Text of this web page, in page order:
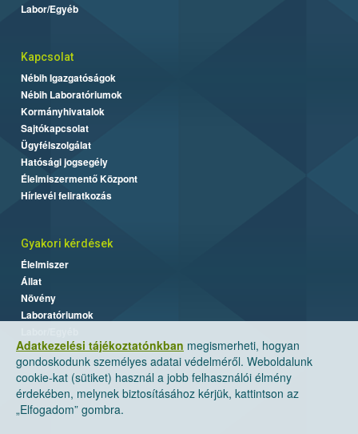
Adatkezelési tájékoztatónkban megismerheti, hogyan
gondoskodunk személyes adatai védelméről. Weboldalunk
cookie-kat (sütiket) használ a jobb felhasználói élmény
érdekében, melynek biztosításához kérjük, kattintson az
„Elfogadom” gombra.
Labor/Egyéb
Kapcsolat
Nébih Igazgatóságok
Nébih Laboratóriumok
Kormányhivatalok
Sajtókapcsolat
Ügyfélszolgálat
Hatósági jogsegély
Élelmiszermentő Központ
Hírlevél feliratkozás
Gyakori kérdések
Élelmiszer
Állat
Növény
Laboratóriumok